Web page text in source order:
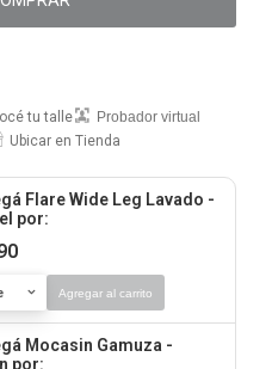
tu talle
Probador virtual
Ubicar en Tienda
Flare Wide Leg Lavado -
por:
Agregar al carrito
Mocasin Gamuza -
por: